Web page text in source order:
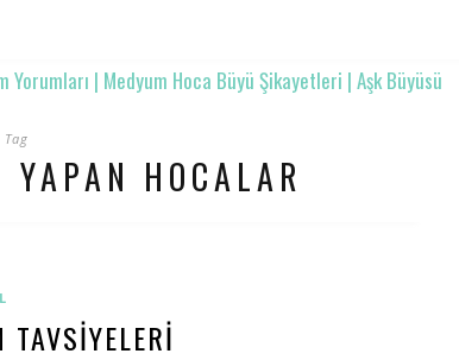
HOCALAR
TAVSIYELERI